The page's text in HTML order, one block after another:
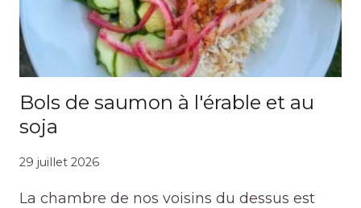
Bols de saumon à l'érable et au
soja
29 juillet 2026
La chambre de nos voisins du dessus est